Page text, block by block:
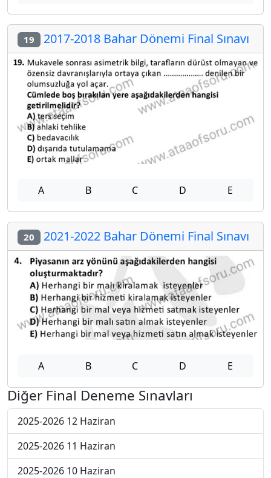
19 2017-2018 Bahar Dönemi Final Sınavı
A B C D E
20 2021-2022 Bahar Dönemi Final Sınavı
A B C D E
Diğer Final Deneme Sınavları
2025-2026 12 Haziran
2025-2026 11 Haziran
2025-2026 10 Haziran